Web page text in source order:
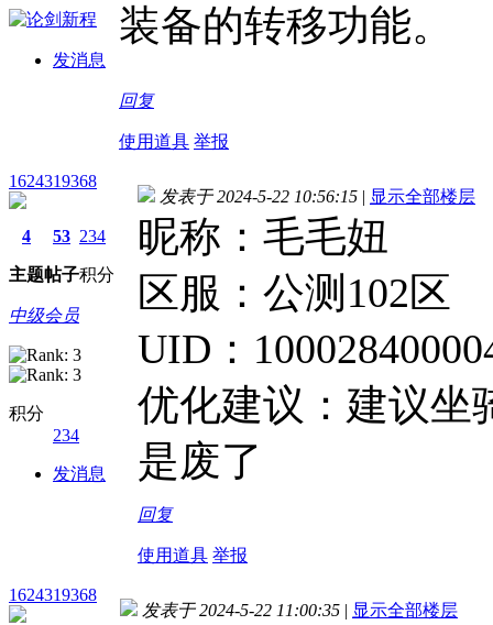
发消息
装备的转移功能。
回复
使用道具 举报
1624319368
4
主题
53
帖子
234
积分
中级会员
积分
234
发消息
发表于 2024-5-22 10:56:15 | 显示全部楼层
昵称：毛毛妞
区服：公测102区
UID：
优化建议：建议坐
是废了
回复
使用道具 举报
1624319368
发表于 2024-5-22 11:00:35 | 显示全部楼层